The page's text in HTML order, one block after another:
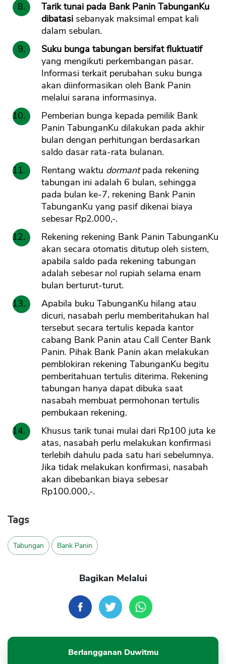
Tarik tunai pada Bank Panin TabunganKu
dibatasi sebanyak maksimal empat kali
dalam sebulan.
Suku bunga tabungan bersifat fluktuatif
yang mengikuti perkembangan pasar.
Informasi terkait perubahan suku bunga
akan diinformasikan oleh Bank Panin
melalui sarana informasinya.
Pemberian bunga kepada pemilik Bank
Panin TabunganKu dilakukan pada akhir
bulan dengan perhitungan berdasarkan
saldo dasar rata-rata bulanan.
Rentang waktu dormantpada rekening
tabungan ini adalah 6 bulan, sehingga
pada bulan ke-7, rekening Bank Panin
TabunganKu yang pasif dikenai biaya
sebesar Rp2.000,-.
Rekening rekening Bank Panin TabunganKu
akan secara otomatis ditutup oleh sistem,
apabila saldo pada rekening tabungan
adalah sebesar nol rupiah selama enam
bulan berturut-turut.
Apabila buku TabunganKu hilang atau
dicuri, nasabah perlu memberitahukan hal
tersebut secara tertulis kepada kantor
cabang Bank Panin atau Call Center Bank
Panin. Pihak Bank Panin akan melakukan
pemblokiran rekening TabunganKu begitu
pemberitahuan tertulis diterima. Rekening
tabungan hanya dapat dibuka saat
nasabah membuat permohonan tertulis
pembukaan rekening.
Khusus tarik tunai mulai dari Rp100 juta ke
atas, nasabah perlu melakukan konfirmasi
terlebih dahulu pada satu hari sebelumnya.
Jika tidak melakukan konfirmasi, nasabah
akan dibebankan biaya sebesar
Rp100.000,-.
Tags
Tabungan Bank Panin
Bagikan Melalui
Berlangganan Duwitmu